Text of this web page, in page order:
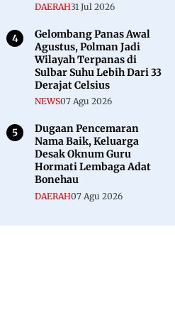
DAERAH31 Jul 2026
Gelombang Panas Awal
Agustus, Polman Jadi
Wilayah Terpanas di
Sulbar Suhu Lebih Dari 33
Derajat Celsius
NEWS07 Agu 2026
Dugaan Pencemaran
Nama Baik, Keluarga
Desak Oknum Guru
Hormati Lembaga Adat
Bonehau
DAERAH07 Agu 2026